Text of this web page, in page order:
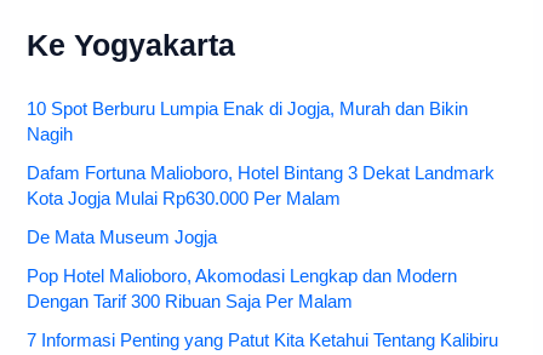
Ke Yogyakarta
10 Spot Berburu Lumpia Enak di Jogja, Murah dan Bikin
Nagih
Dafam Fortuna Malioboro, Hotel Bintang 3 Dekat Landmark
Kota Jogja Mulai Rp630.000 Per Malam
De Mata Museum Jogja
Pop Hotel Malioboro, Akomodasi Lengkap dan Modern
Dengan Tarif 300 Ribuan Saja Per Malam
7 Informasi Penting yang Patut Kita Ketahui Tentang Kalibiru